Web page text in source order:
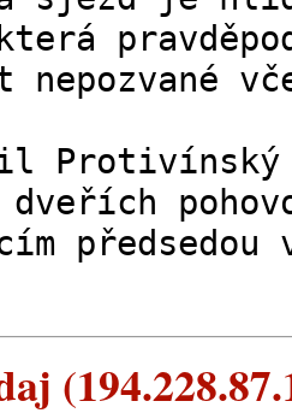
nepozvané
Protivínský
dveřích
předsedou